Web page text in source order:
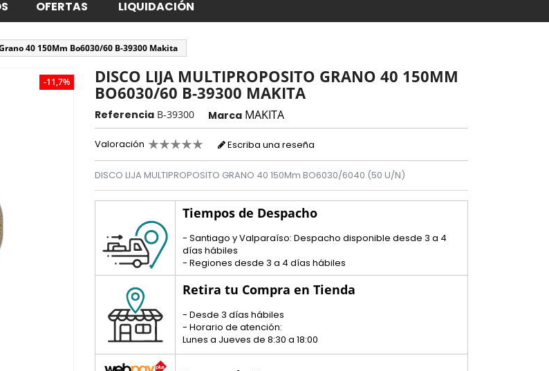
OFERTAS LIQUIDACIÓN
40 150Mm Bo6030/60 B-39300 Makita
-11,7%
DISCO LIJA MULTIPROPOSITO GRANO 40 150MM
BO6030/60 B-39300 MAKITA
Referencia B-39300 Marca MAKITA
Valoración Escriba una reseña
DISCO LIJA MULTIPROPOSITO GRANO 40 150Mm BO6030/6040 (50 U/N)
Tiempos de Despacho
- Santiago y Valparaíso: Despacho disponible desde 3 a 4
días hábiles
- Regiones desde 3 a 4 días hábiles
Retira tu Compra en Tienda
- Desde 3 días hábiles
- Horario de atención:
Lunes a Jueves de 8:30 a 18:00